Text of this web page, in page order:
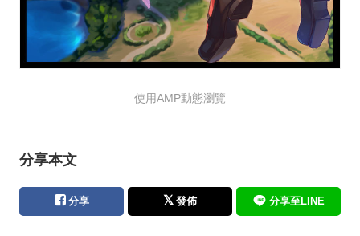
使用AMP動態瀏覽
分享本文
分享 發佈 分享至LINE